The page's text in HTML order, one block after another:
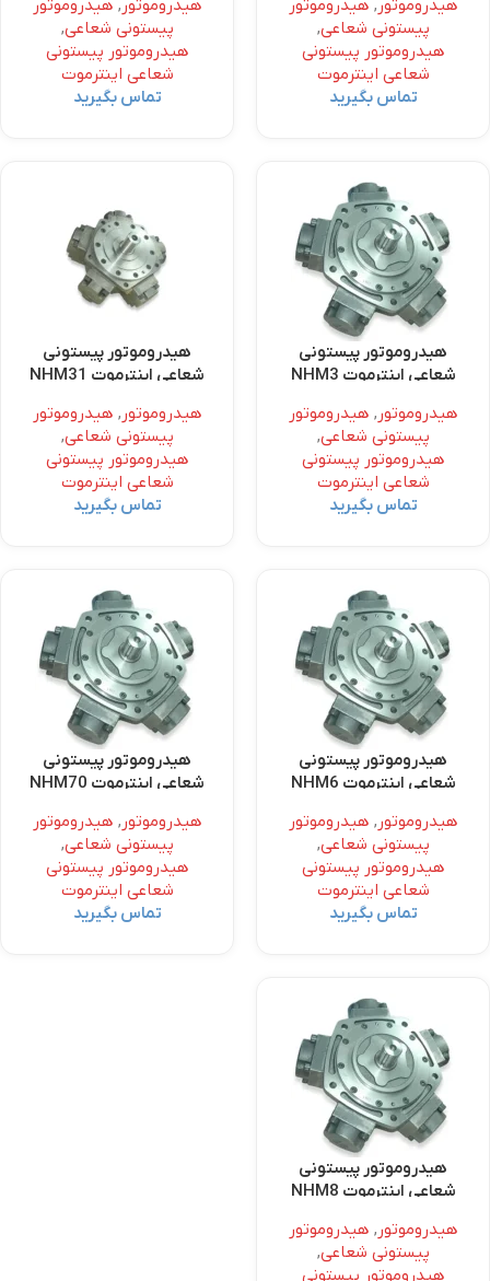
هیدروموتور , هیدروموتور
پیستونی شعاعی,
هیدروموتور پیستونی
شعاعی اینترموت
تماس بگیرید
هیدروموتور , هیدروموتور
پیستونی شعاعی,
هیدروموتور پیستونی
شعاعی اینترموت
تماس بگیرید
هیدروموتور پیستونی
شعاعی اینترموت NHM3
هیدروموتور , هیدروموتور
پیستونی شعاعی,
هیدروموتور پیستونی
شعاعی اینترموت
تماس بگیرید
هیدروموتور پیستونی
شعاعی اینترموت NHM31
هیدروموتور , هیدروموتور
پیستونی شعاعی,
هیدروموتور پیستونی
شعاعی اینترموت
تماس بگیرید
هیدروموتور پیستونی
شعاعی اینترموت NHM6
هیدروموتور , هیدروموتور
پیستونی شعاعی,
هیدروموتور پیستونی
شعاعی اینترموت
تماس بگیرید
هیدروموتور پیستونی
شعاعی اینترموت NHM70
هیدروموتور , هیدروموتور
پیستونی شعاعی,
هیدروموتور پیستونی
شعاعی اینترموت
تماس بگیرید
هیدروموتور پیستونی
شعاعی اینترموت NHM8
هیدروموتور , هیدروموتور
پیستونی شعاعی,
هیدروموتور پیستونی